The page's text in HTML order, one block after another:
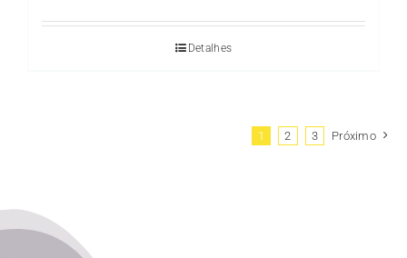
Detalhes
1 2 3 Próximo